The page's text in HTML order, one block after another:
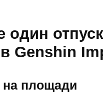
Genshin
на площади